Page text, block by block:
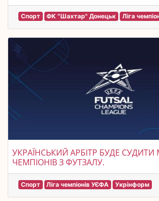
Спорт ФК "Шахтар" Донецьк Ліга
УКРАЇНСЬКИЙ АРБІТР БУДЕ СУДИТИ
ЧЕМПІОНІВ З ФУТЗАЛУ.
Спорт Ліга чемпіонів УЄФА Укрінформ